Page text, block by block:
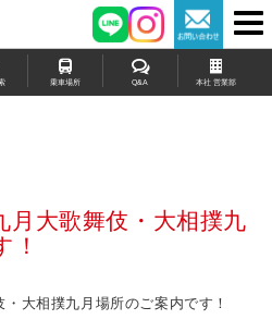
乗車場所 Q&A 本社 営業部
月大歌舞伎・大相撲九
！
大相撲九月場所のご案内です！